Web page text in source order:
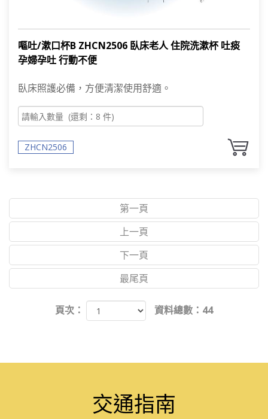
嘔吐/漱口杯B ZHCN2506 臥床老人 住院洗漱杯 吐痰
孕婦孕吐 行動不便
臥床照護必備，方便清潔使用舒適。
ZHCN2506
第一頁
上一頁
下一頁
最尾頁
頁次： 資料總數：44
交通指南